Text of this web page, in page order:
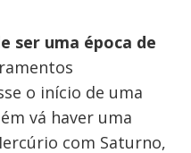
ser uma época de
o início de uma
vá haver uma
com Saturno,